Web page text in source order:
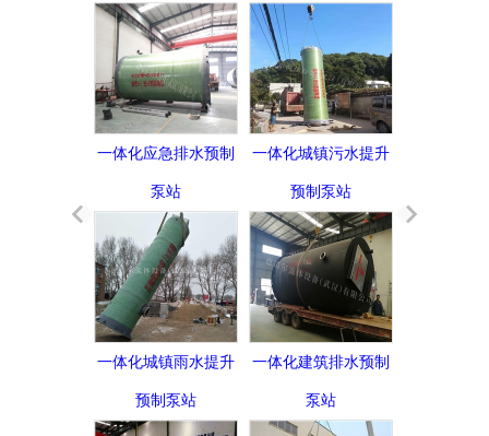
一体化应急排水预制
泵站
一体化城镇污水提升
预制泵站
一体化城镇雨水提升
预制泵站
一体化建筑排水预制
泵站